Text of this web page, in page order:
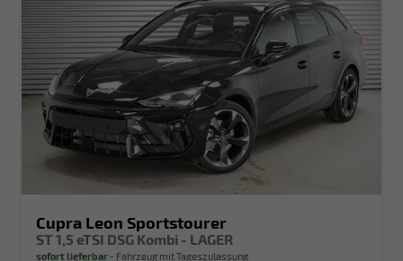
Cupra Leon Sportstourer
ST 1,5 eTSI DSG Kombi - LAGER
sofort lieferbar Fahrzeug mit Tageszulassung